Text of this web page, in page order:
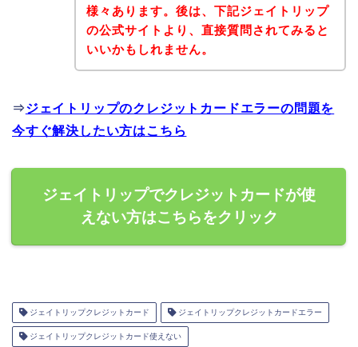
様々あります。後は、下記ジェイトリップ
の公式サイトより、直接質問されてみると
いいかもしれません。
⇒ジェイトリップのクレジットカードエラーの問題を
今すぐ解決したい方はこちら
ジェイトリップでクレジットカードが使
えない方はこちらをクリック
ジェイトリップクレジットカード ジェイトリップクレジットカードエラー
ジェイトリップクレジットカード使えない